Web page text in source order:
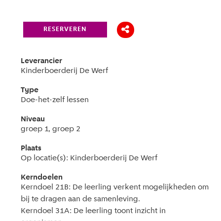
RESERVEREN
Leverancier
Kinderboerderij De Werf
Type
Doe-het-zelf lessen
Niveau
groep 1, groep 2
Plaats
Op locatie(s): Kinderboerderij De Werf
Kerndoelen
Kerndoel 21B: De leerling verkent mogelijkheden om
bij te dragen aan de samenleving.
Kerndoel 31A: De leerling toont inzicht in